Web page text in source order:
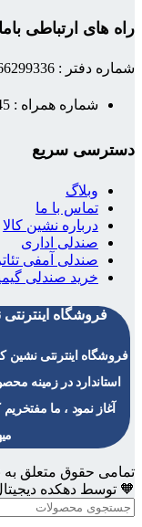
راه های ارتباطی باما
شماره دفتر : 66299336 021
شماره همراه : 09374142445
دسترسی سریع
وبلاگ
تماس با ما
درباره نشین کالا
صندلی اداری
صندلی آمفی تئاتر
خرید صندلی
فروشگاه
فروشگاه اینترنتی
آغاز نمود ، ما
تمامی حقوق متعلق به
🧡 توسط دهکده